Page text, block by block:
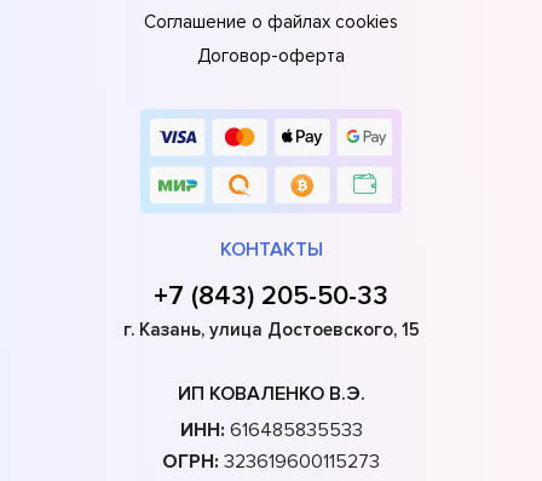
Соглашение о файлах cookies
Договор-оферта
КОНТАКТЫ
+7 (843) 205-50-33
г. Казань, улица Достоевского, 15
ИП КОВАЛЕНКО В.Э.
ИНН: 616485835533
ОГРН: 323619600115273